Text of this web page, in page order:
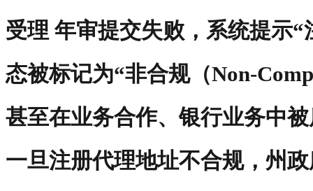
受理 年审提交失败，系统提示
态被标记为“非合规（Non-
甚至在业务合作、银行业务中
一旦注册代理地址不合规，州